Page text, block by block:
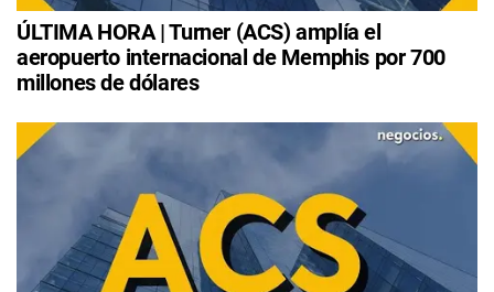
ÚLTIMA HORA | Turner (ACS) amplía el
aeropuerto internacional de Memphis por 700
millones de dólares